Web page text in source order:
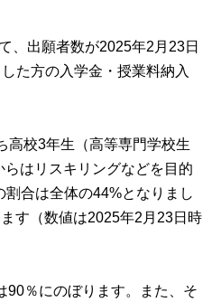
、出願者数が2025年2月23日
た方の入学金・授業料納入
高校3年生（高等専門学校生
はリスキリングなどを目的
合は全体の44%となりまし
す（数値は2025年2月23日時
90％にのぼります。また、そ